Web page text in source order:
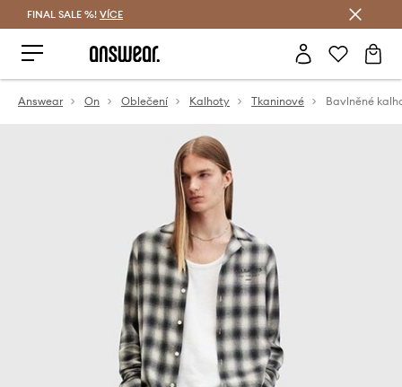
FINAL SALE %! VÍCE
Answear On Oblečení Kalhoty Tkaninové